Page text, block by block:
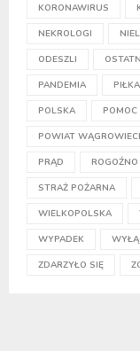
KORONAWIRUS
NEKROLOGI
ODESZLI
PANDEMIA
POLSKA POMOC
POWIAT
PRĄD ROGOŹNO
STRAŻ POŻARNA
WIELKOPOLSKA
WYPADEK
ZDARZYŁO SIĘ